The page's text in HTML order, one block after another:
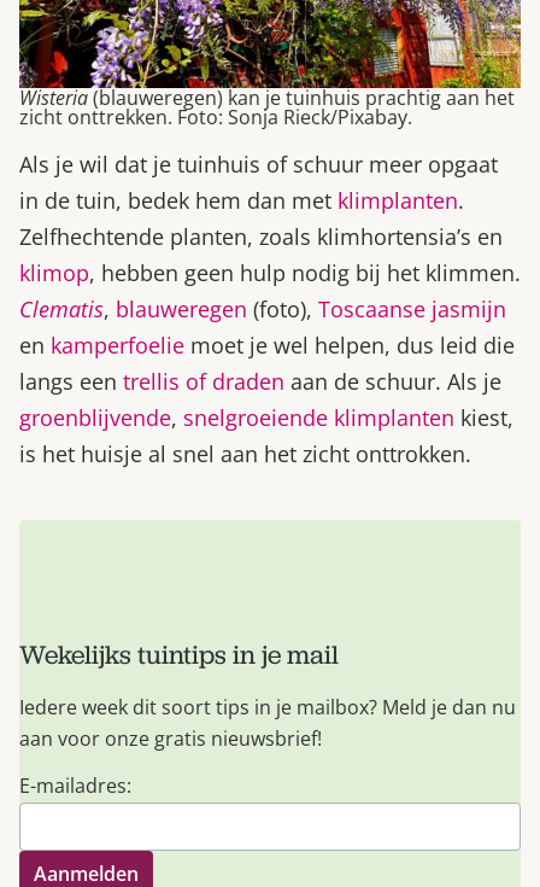
Wisteria(blauweregen) kan je tuinhuis prachtig aan het
zicht onttrekken. Foto: Sonja Rieck/Pixabay.
Als je wil dat je tuinhuis of schuur meer opgaat
in de tuin, bedek hem dan met klimplanten.
Zelfhechtende planten, zoals klimhortensia’s en
klimop, hebben geen hulp nodig bij het klimmen.
Clematis, blauweregen (foto), Toscaanse jasmijn
en kamperfoelie moet je wel helpen, dus leid die
langs een trellis of draden aan de schuur. Als je
groenblijvende, snelgroeiende klimplanten kiest,
is het huisje al snel aan het zicht onttrokken.
Wekelijks tuintips in je mail
Iedere week dit soort tips in je mailbox? Meld je dan nu
aan voor onze gratis nieuwsbrief!
E-mailadres: